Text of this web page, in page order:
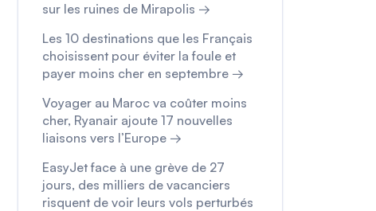
sur les ruines de Mirapolis →
Les 10 destinations que les Français
choisissent pour éviter la foule et
payer moins cher en septembre →
Voyager au Maroc va coûter moins
cher, Ryanair ajoute 17 nouvelles
liaisons vers l’Europe →
EasyJet face à une grève de 27
jours, des milliers de vacanciers
risquent de voir leurs vols perturbés